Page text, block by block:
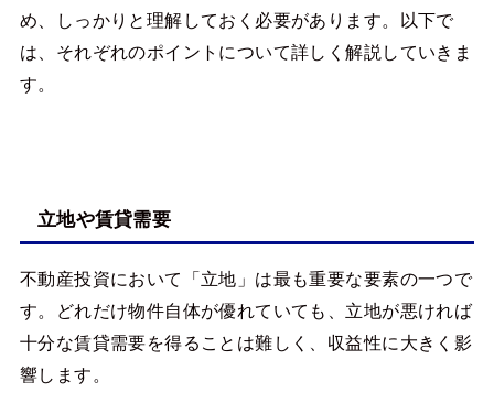
め、しっかりと理解しておく必要があります。以下で
は、それぞれのポイントについて詳しく解説していきま
す。
立地や賃貸需要
不動産投資において「立地」は最も重要な要素の一つで
す。どれだけ物件自体が優れていても、立地が悪ければ
十分な賃貸需要を得ることは難しく、収益性に大きく影
響します。